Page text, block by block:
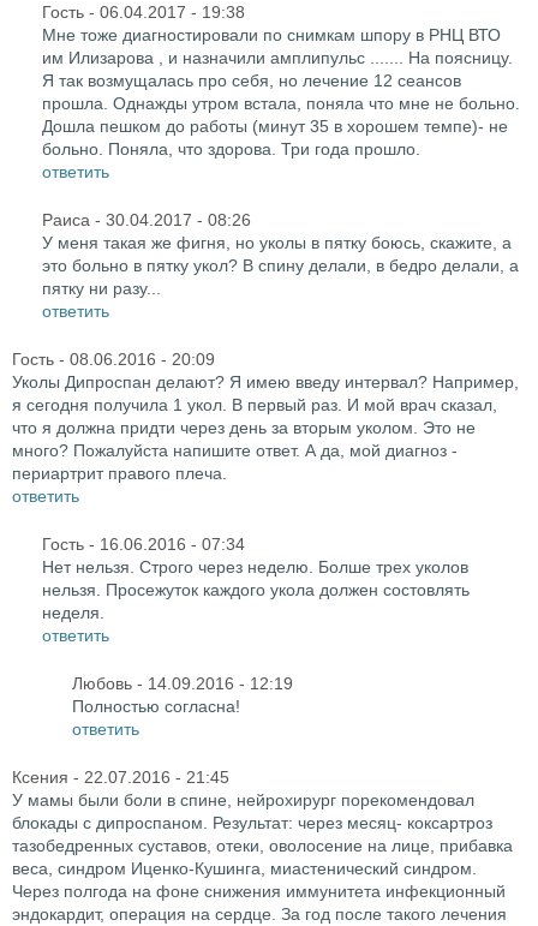
Гость - 06.04.2017 - 19:38
Мне тоже диагностировали по снимкам шпору в РНЦ ВТО
им Илизарова , и назначили амплипульс ....... На поясницу.
Я так возмущалась про себя, но лечение 12 сеансов
прошла. Однажды утром встала, поняла что мне не больно.
Дошла пешком до работы (минут 35 в хорошем темпе)- не
больно. Поняла, что здорова. Три года прошло.
ответить
Раиса - 30.04.2017 - 08:26
У меня такая же фигня, но уколы в пятку боюсь, скажите, а
это больно в пятку укол? В спину делали, в бедро делали, а
пятку ни разу...
ответить
Гость - 08.06.2016 - 20:09
Уколы Дипроспан делают? Я имею введу интервал? Например,
я сегодня получила 1 укол. В первый раз. И мой врач сказал,
что я должна придти через день за вторым уколом. Это не
много? Пожалуйста напишите ответ. А да, мой диагноз -
периартрит правого плеча.
ответить
Гость - 16.06.2016 - 07:34
Нет нельзя. Строго через неделю. Болше трех уколов
нельзя. Просежуток каждого укола должен состовлять
неделя.
ответить
Любовь - 14.09.2016 - 12:19
Полностью согласна!
ответить
Ксения - 22.07.2016 - 21:45
У мамы были боли в спине, нейрохирург порекомендовал
блокады с дипроспаном. Результат: через месяц- коксартроз
тазобедренных суставов, отеки, оволосение на лице, прибавка
веса, синдром Иценко-Кушинга, миастенический синдром.
Через полгода на фоне снижения иммунитета инфекционный
эндокардит, операция на сердце. За год после такого лечения